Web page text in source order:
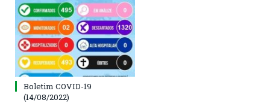
Boletim COVID-19
(14/08/2022)